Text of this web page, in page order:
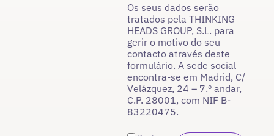
Os seus dados serão
tratados pela THINKING
HEADS GROUP, S.L. para
gerir o motivo do seu
contacto através deste
formulário. A sede social
encontra-se em Madrid, C/
Velázquez, 24 – 7.º andar,
C.P. 28001, com NIF B-
83220475.